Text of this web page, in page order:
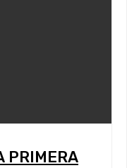
PRIMERA